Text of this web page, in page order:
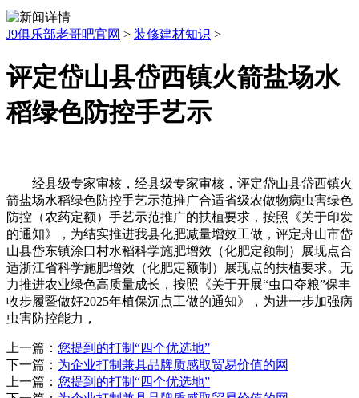
J9俱乐部老哥吧官网 > 装修建材知识 >
评定岱山县岱西镇火箭盐场水
稻绿色防控手艺示
经县级专家审核，经县级专家审核，评定岱山县岱西镇火
箭盐场水稻绿色防控手艺示范推广合适省级农做物病虫害绿色
防控（农药定额）手艺示范推广的扶植要求，按照《关于印发
的通知》，为结实推进我县化肥减量增效工做，评定舟山市岱
山县岱东镇涂口村水稻科学施肥增效（化肥定额制）展现点合
适浙江省科学施肥增效（化肥定额制）展现点的扶植要求。无
力推进农业绿色高质量成长，按照《关于开展“虫口夺粮”保丰
收步履暨做好2025年植保沉点工做的通知》，为进一步加强病
虫害防控能力，
上一篇： 您提到的打制“四个优选地”
下一篇： 为企业打制兼具品牌质感取贸易价值的网
上一篇： 您提到的打制“四个优选地”